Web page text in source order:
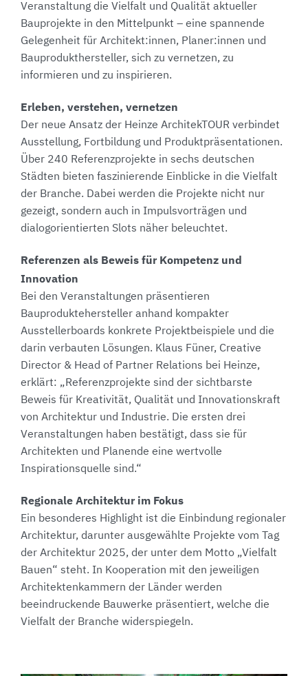
Veranstaltung die Vielfalt und Qualität aktueller
Bauprojekte in den Mittelpunkt – eine spannende
Gelegenheit für Architekt:innen, Planer:innen und
Bauprodukthersteller, sich zu vernetzen, zu
informieren und zu inspirieren.
Erleben, verstehen, vernetzen
Der neue Ansatz der Heinze ArchitekTOUR verbindet
Ausstellung, Fortbildung und Produktpräsentationen.
Über 240 Referenzprojekte in sechs deutschen
Städten bieten faszinierende Einblicke in die Vielfalt
der Branche. Dabei werden die Projekte nicht nur
gezeigt, sondern auch in Impulsvorträgen und
dialogorientierten Slots näher beleuchtet.
Referenzen als Beweis für Kompetenz und
Innovation
Bei den Veranstaltungen präsentieren
Bauproduktehersteller anhand kompakter
Ausstellerboards konkrete Projektbeispiele und die
darin verbauten Lösungen. Klaus Füner, Creative
Director & Head of Partner Relations bei Heinze,
erklärt: „Referenzprojekte sind der sichtbarste
Beweis für Kreativität, Qualität und Innovationskraft
von Architektur und Industrie. Die ersten drei
Veranstaltungen haben bestätigt, dass sie für
Architekten und Planende eine wertvolle
Inspirationsquelle sind.“
Regionale Architektur im Fokus
Ein besonderes Highlight ist die Einbindung regionaler
Architektur, darunter ausgewählte Projekte vom Tag
der Architektur 2025, der unter dem Motto „Vielfalt
Bauen“ steht. In Kooperation mit den jeweiligen
Architektenkammern der Länder werden
beeindruckende Bauwerke präsentiert, welche die
Vielfalt der Branche widerspiegeln.